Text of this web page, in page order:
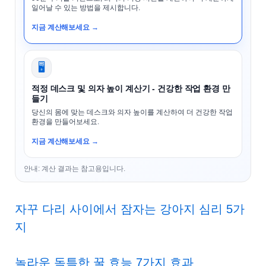
일어날 수 있는 방법을 제시합니다.
지금 계산해보세요 →
🖥️
적정 데스크 및 의자 높이 계산기 - 건강한 작업 환경 만
들기
당신의 몸에 맞는 데스크와 의자 높이를 계산하여 더 건강한 작업
환경을 만들어보세요.
지금 계산해보세요 →
안내: 계산 결과는 참고용입니다.
자꾸 다리 사이에서 잠자는 강아지 심리 5가
지
놀라운 독특한 꿀 효능 7가지 효과